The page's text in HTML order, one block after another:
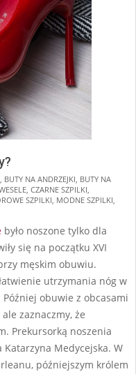
, BUTY NA ANDRZEJKI, BUTY NA
, CZARNE SZPILKI,
SZPILKI, MODNE SZPILKI,
było noszone tylko dla
się na początku XVI
męskim obuwiu.
utrzymania nóg w
obuwie z obcasami
zaznaczmy, że
Prekursorką noszenia
Katarzyna Medycejska. W
późniejszym królem